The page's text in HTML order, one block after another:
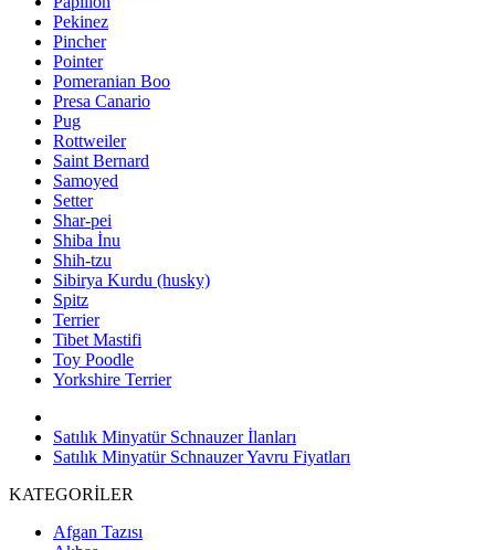
Pekinez
Pincher
Pointer
Pomeranian Boo
Presa Canario
Pug
Rottweiler
Saint Bernard
Samoyed
Setter
Shar-pei
Shiba İnu
Shih-tzu
Sibirya Kurdu (husky)
Spitz
Terrier
Tibet Mastifi
Toy Poodle
Yorkshire Terrier
Satılık Minyatür Schnauzer İlanları
Satılık Minyatür Schnauzer Yavru Fiyatları
KATEGORİLER
Afgan Tazısı